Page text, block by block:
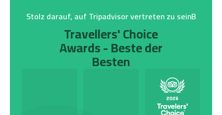
Stolz darauf, auf Tripadvisor vertreten zu seinB
Travellers' Choice
Awards - Beste der
Besten